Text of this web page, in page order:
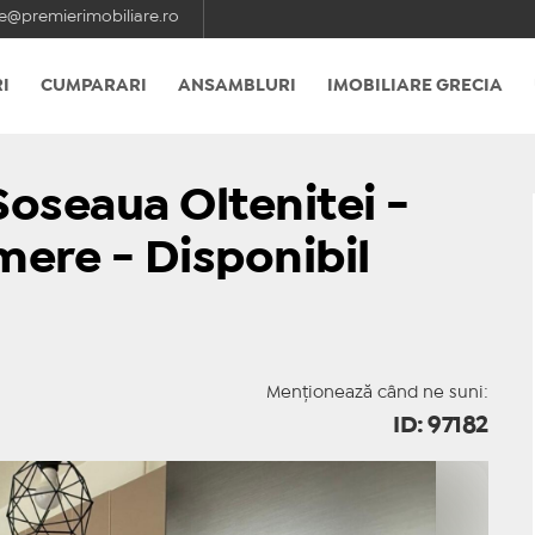
CUMPARARI ANSAMBLURI IMOBILIARE GRECIA
Oltenitei -
- Disponibil
Menționează când ne suni:
ID: 97182